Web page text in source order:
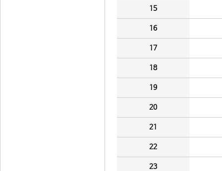
15
16
17
18
19
20
21
22
23